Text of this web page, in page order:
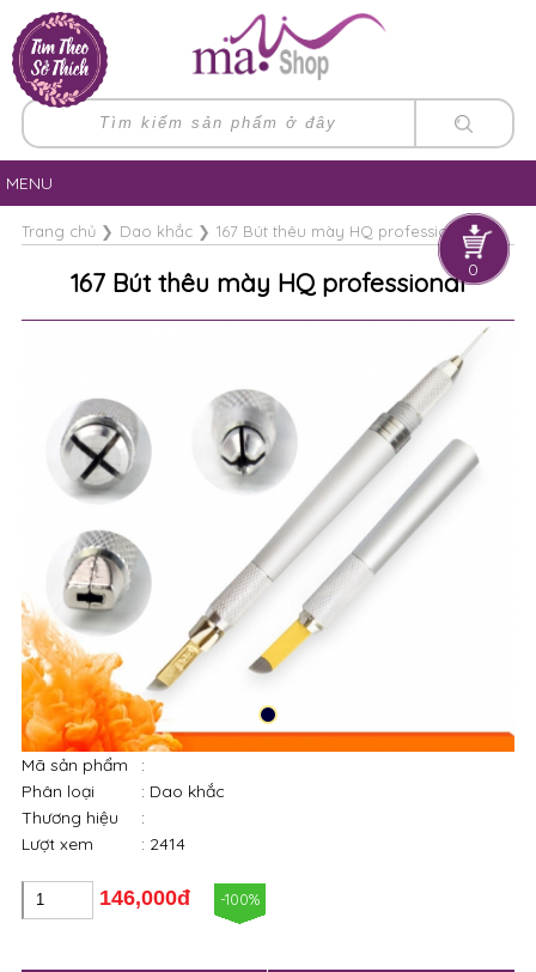
0
MENU
Trang chủ❯ Dao khắc ❯ 167 Bút thêu mày HQ professional
167 Bút thêu mày HQ professional
Mã sản phẩm
:
Phân loại
: Dao khắc
Thương hiệu
:
Lượt xem
: 2414
146,000đ -100%